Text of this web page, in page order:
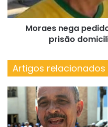
prisão
domiciliar
Moraes nega
prisão
Artigos relacionados